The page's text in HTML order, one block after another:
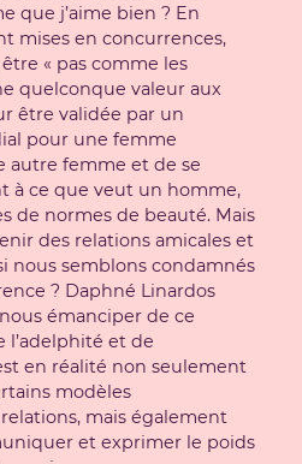
que j’aime bien ? En
mises en concurrences,
« pas comme les
quelconque valeur aux
être validée par un
pour une femme
autre femme et de se
à ce que veut un homme,
de normes de beauté. Mais
des relations amicales et
nous semblons condamnés
? Daphné Linardos
émanciper de ce
l’adelphité et de
en réalité non seulement
modèles
mais également
et exprimer le poids